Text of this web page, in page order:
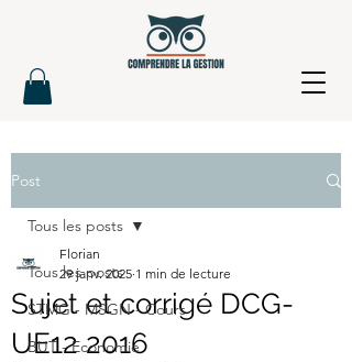
Post
Tous les posts
STMG - MSGN - Cours
BUT - Economie
Tous les posts
Sujet et corrigé DCG-
UE12 2016
Florian
29 janv. 2025 1 min de lecture